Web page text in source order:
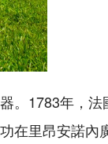
。1783年，法
在里昂安諾內